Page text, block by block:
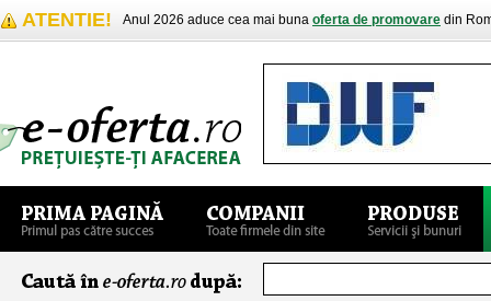
ATENTIE! Anul 2026 aduce cea mai buna oferta de promovare din